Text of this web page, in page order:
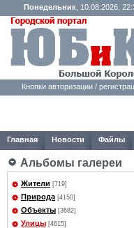
Понедельник , 10.08.2026,
Кнопки авторизации /
Главная Новости Файлы
Альбомы галереи
Жители [719]
Природа [4150]
Объекты [3682]
Улицы [4615]